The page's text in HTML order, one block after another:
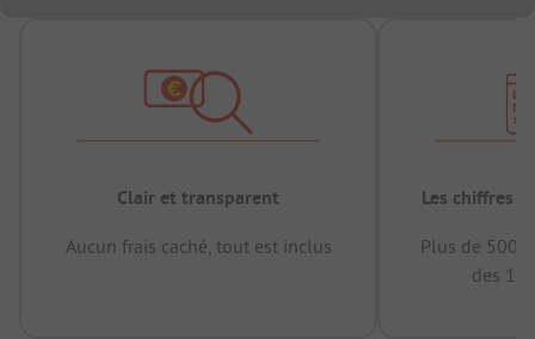
Clair et transparent
Aucun frais caché, tout est inclus
Les chiffres
Plus de
des 12